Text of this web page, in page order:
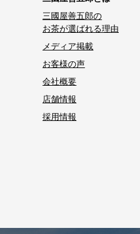
三國屋善五郎の
お茶が選ばれる理由
メディア掲載
お客様の声
会社概要
店舗情報
採用情報